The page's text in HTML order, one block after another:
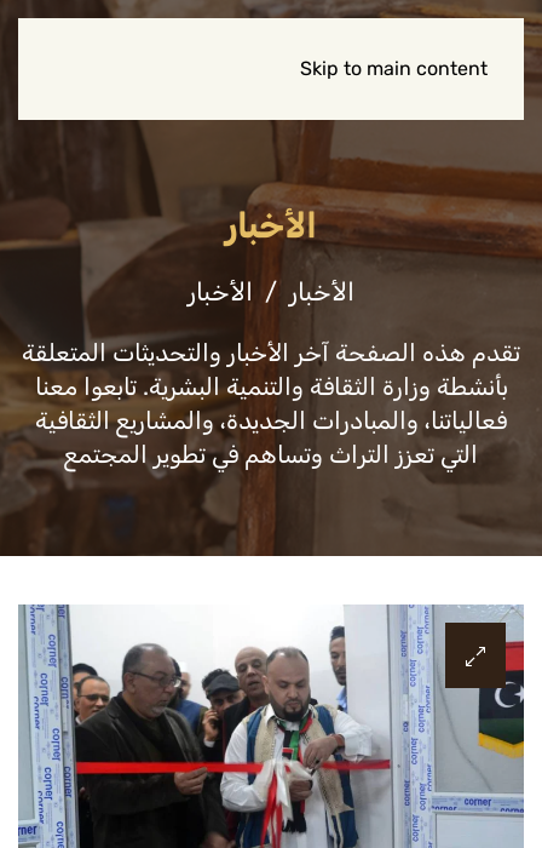
Skip to main content
الأخبار
الأخبار الأخبار
تقدم هذه الصفحة آخر الأخبار والتحديثات المتعلقة
بأنشطة وزارة الثقافة والتنمية البشرية. تابعوا معنا
فعالياتنا، والمبادرات الجديدة، والمشاريع الثقافية
التي تعزز التراث وتساهم في تطوير المجتمع